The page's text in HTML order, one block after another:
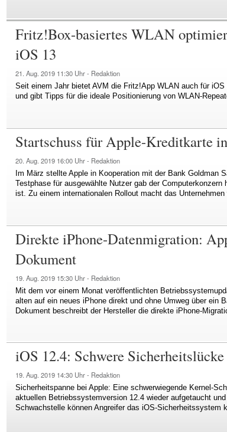
Fritz!Box-basiertes WLAN
iOS 13
21. Aug. 2019 11:30 Uhr - Redaktion
Seit einem Jahr bietet AVM die Fritz!App WLAN auch für
und gibt Tipps für die ideale Positionierung von WLAN-
Startschuss für Apple-Kreditkarte
20. Aug. 2019 16:00 Uhr - Redaktion
Im März stellte Apple in Kooperation mit der Bank Goldman
Testphase für ausgewählte Nutzer gab der
ist. Zu einem internationalen Rollout macht das Unternehmen
Direkte iPhone-Datenmigration:
Dokument
19. Aug. 2019 15:30 Uhr - Redaktion
Mit dem vor einem Monat veröffentlichten
alten auf ein neues iPhone direkt und ohne Umweg über ein
Dokument beschreibt der Hersteller die direkte iPhone-
iOS 12.4: Schwere
19. Aug. 2019 14:30 Uhr - Redaktion
Sicherheitspanne bei Apple: Eine schwerwiegende Kernel-
aktuellen Betriebssystemversion 12.4 wieder aufgetaucht
Schwachstelle können Angreifer das iOS-Sicherheitssystem